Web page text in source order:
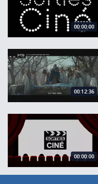
00:00:00
Les sorties ciné des 1er
00:12:36
Sorties Ciné - En salles le
00:00:00